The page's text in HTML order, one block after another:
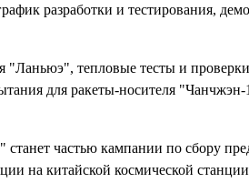
разработки и тестирования,
"Ланьюэ", тепловые тесты и
для ракеты-носителя
станет частью кампании по сбору
на китайской космической